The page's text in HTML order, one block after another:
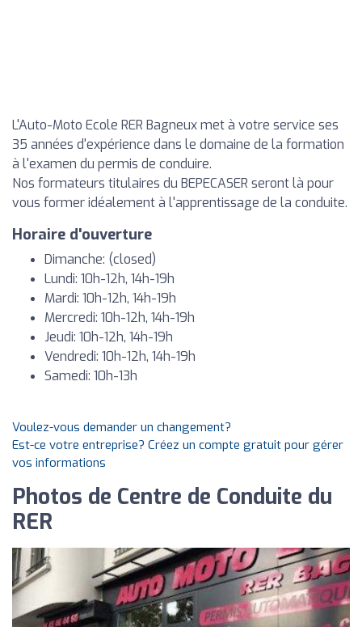
L'Auto-Moto Ecole RER Bagneux met à votre service ses
35 années d'expérience dans le domaine de la formation
à l'examen du permis de conduire.
Nos formateurs titulaires du BEPECASER seront là pour
vous former idéalement à l'apprentissage de la conduite.
Horaire d'ouverture
Dimanche: (closed)
Lundi: 10h-12h, 14h-19h
Mardi: 10h-12h, 14h-19h
Mercredi: 10h-12h, 14h-19h
Jeudi: 10h-12h, 14h-19h
Vendredi: 10h-12h, 14h-19h
Samedi: 10h-13h
Voulez-vous demander un changement?
Est-ce votre entreprise? Créez un compte gratuit pour gérer
vos informations
Photos de Centre de Conduite du
RER